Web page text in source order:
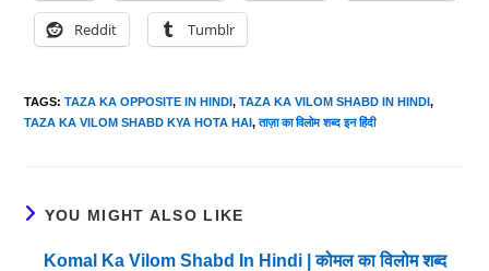
Reddit Tumblr
TAGS:TAZA KA OPPOSITE IN HINDI, TAZA KA VILOM SHABD IN HINDI,
TAZA KA VILOM SHABD KYA HOTA HAI, ताज़ा का विलोम शब्द इन हिंदी
YOU MIGHT ALSO LIKE
Komal Ka Vilom Shabd In Hindi | कोमल का विलोम शब्द